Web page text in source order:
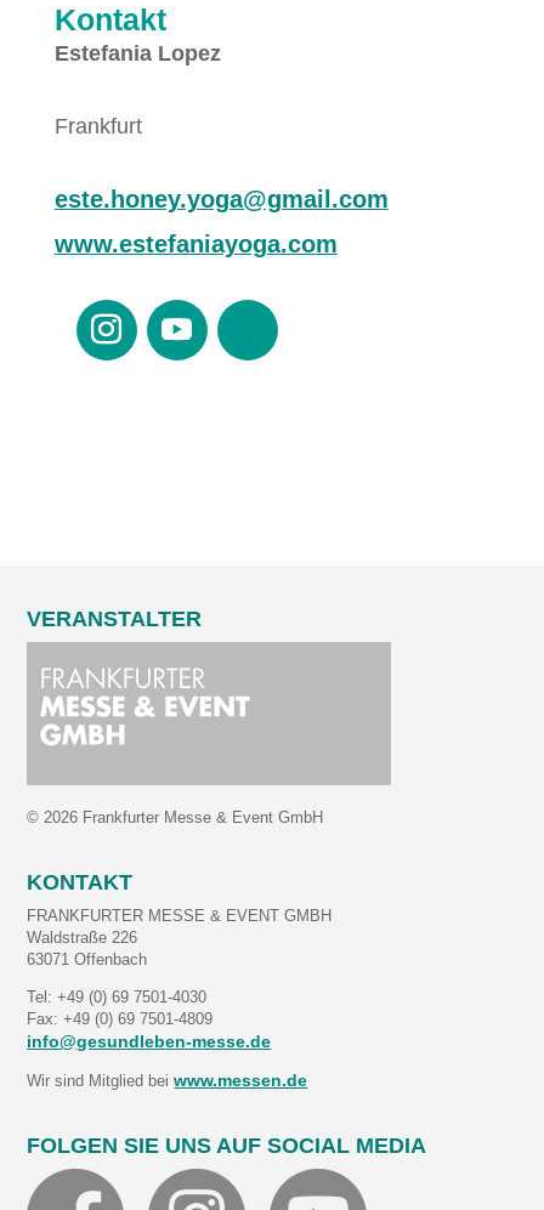
Kontakt
Estefania Lopez
Frankfurt
este.honey.yoga@gmail.com
www.estefaniayoga.com
VERANSTALTER
© 2026 Frankfurter Messe & Event GmbH
KONTAKT
FRANKFURTER MESSE & EVENT GMBH
Waldstraße 226
63071 Offenbach
Tel: +49 (0) 69 7501-4030
Fax: +49 (0) 69 7501-4809
info@gesundleben-messe.de
Wir sind Mitglied beiwww.messen.de
FOLGEN SIE UNS AUF SOCIAL MEDIA